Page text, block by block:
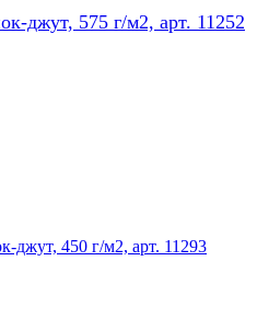
джут, 575 г/м2, арт. 11252